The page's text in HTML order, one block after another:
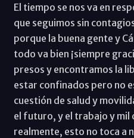
El tiempo se nos va en
que seguimos sin
porque la buena gente y
todo va bien ¡siempre
presos y encontramos la
estar confinados pero no
cuestión de salud y
el futuro, y el trabajo y mil
realmente, esto no toca a